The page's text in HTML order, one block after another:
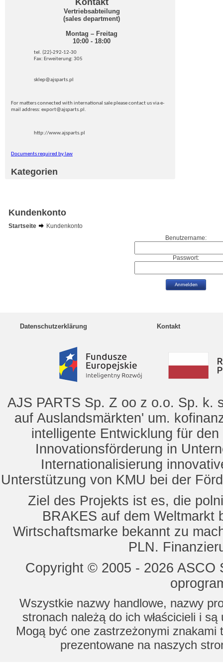
Kontakt
Vertriebsabteilung
(sales department)
Montag – Freitag
10:00 - 18:00
tel. (22)-292-12-30
Fax: Erweiterung: 305
sklep@ajsparts.pl
For matters connected with international sale please contact us via e-
mail address: export@ajsparts.pl.
http://www.ajsparts.pl
Documents required by law
Kategorien
Kundenkonto
Startseite
Kundenkonto
Benutzername:
Passwort:
Datenschutzerklärung Kontakt
AJS PARTS Sp. Z oo z o.o. Sp. k.
auf Auslandsmärkten' um.
intelligente Entwicklung für
Innovationsförderung in
Internationalisierung
Unterstützung von KMU bei der
Ziel des Projekts ist es, die
BRAKES auf dem Weltmarkt
Wirtschaftsmarke bekannt zu
PLN.
Copyright © 2005 - 2026
Wszystkie nazwy handlowe, nazwy
stronach należą do ich właścicieli i
Mogą być one zastrzeżonymi znakami
prezentowane na naszych